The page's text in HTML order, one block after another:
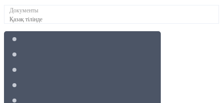
Документы
Қазақ тілінде